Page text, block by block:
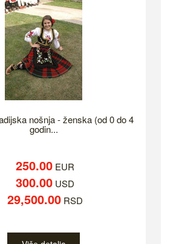
nošnja - ženska (od 0 do 4
godin...
250.00 EUR
300.00 USD
29,500.00 RSD